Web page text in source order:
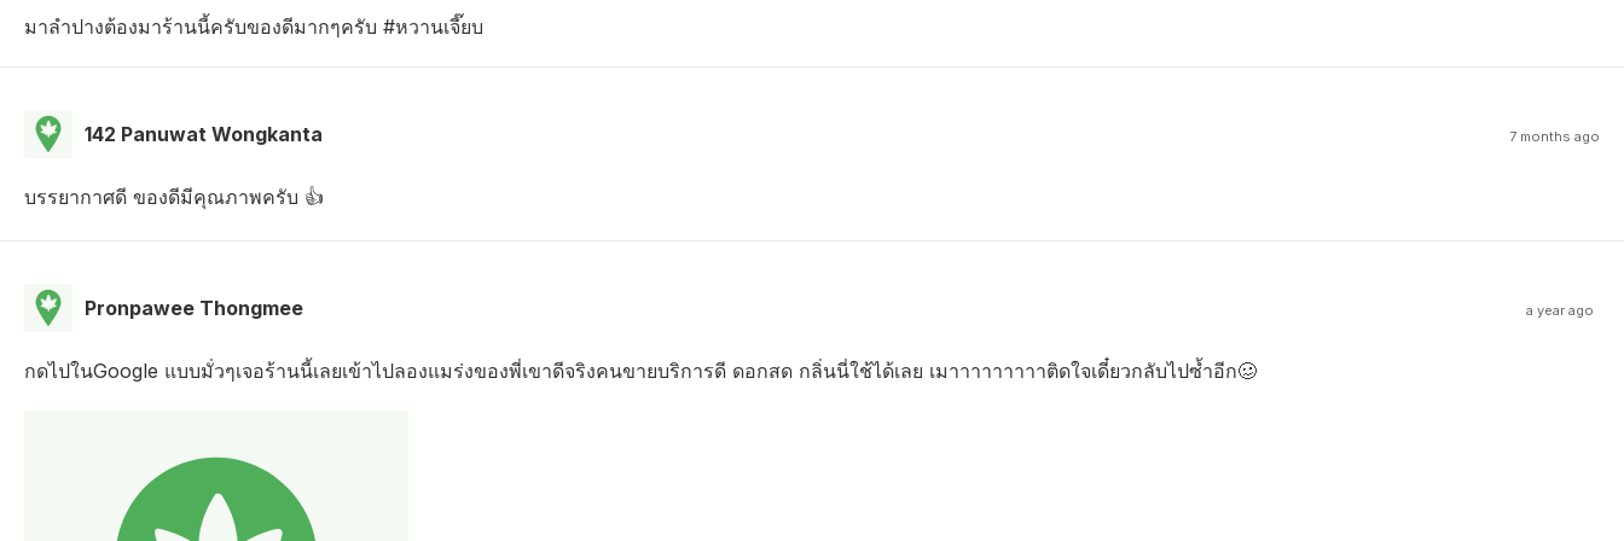
มาลำปางต้องมาร้านนี้ครับของดีมากๆครับ #หวานเจี๊ยบ
142 Panuwat Wongkanta 7 months ago
บรรยากาศดี ของดีมีคุณภาพครับ 👍
Pronpawee Thongmee a year ago
กดไปในGoogle แบบมั่วๆเจอร้านนี้เลยเข้าไปลองแมร่งของพี่เขาดีจริงคนขายบริการดี ดอกสด กลิ่นนี่ใช้ได้เลย เมาาาาาาาาาติดใจเดี๋ยวกลับไปซ้ำอีก🥴